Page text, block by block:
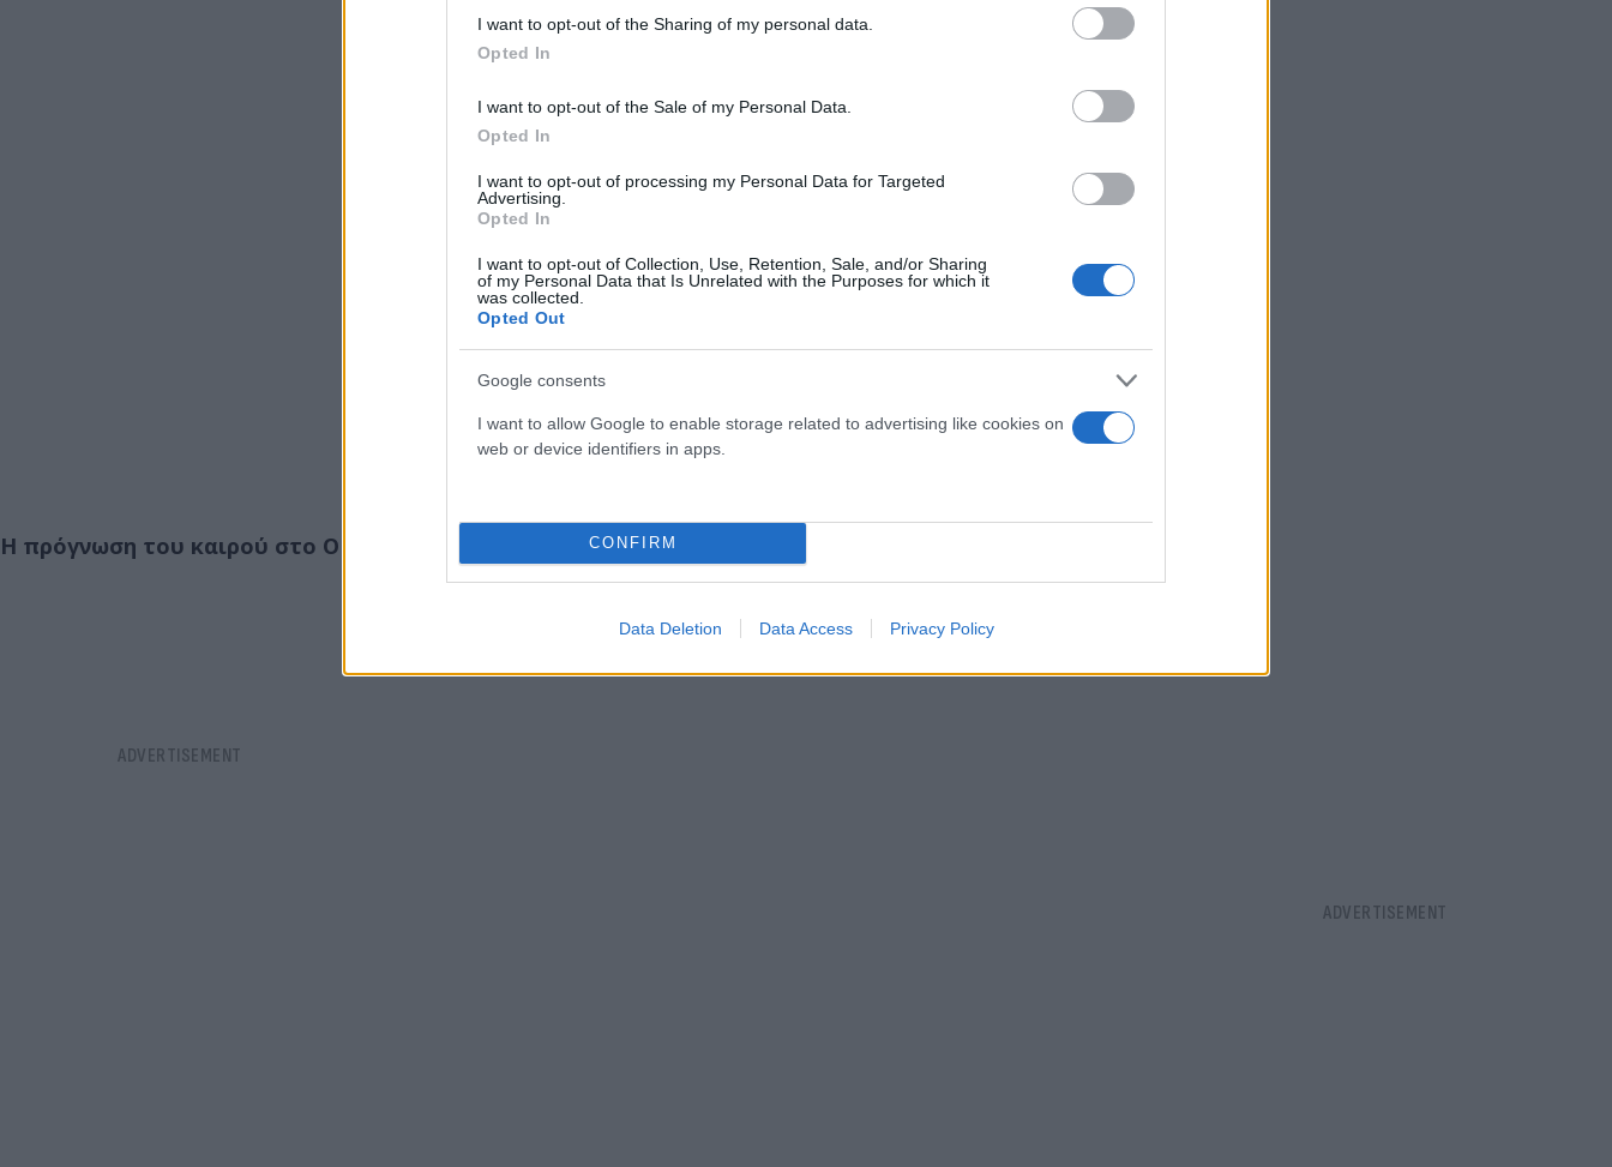
I want to opt-out of the Sharing of my personal data.
Opted In
I want to opt-out of the Sale of my Personal Data.
Opted In
I want to opt-out of processing my Personal Data for Targeted
Advertising.
Opted In
I want to opt-out of Collection, Use, Retention, Sale, and/or Sharing
of my Personal Data that Is Unrelated with the Purposes for which it
was collected.
Opted Out
Google consents
I want to allow Google to enable storage related to advertising like cookies on
web or device identifiers in apps.
CONFIRM
Data Deletion Data Access Privacy Policy
Η πρόγνωση του καιρού στο OPEN